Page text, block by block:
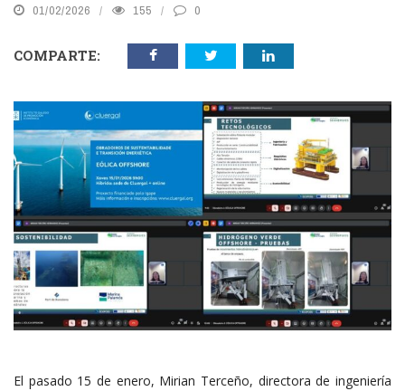
01/02/2026 155 0
COMPARTE:
El pasado 15 de enero, Mirian Terceño, directora de ingeniería